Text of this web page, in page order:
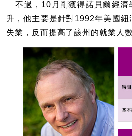
不過， 10 月剛獲得諾貝爾經濟
升，他主要是針對1992年美國紐
失業，反而提高了該州的就業人數